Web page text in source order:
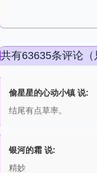
共有63635条评论（
偷星星的心动小镇 说:
结尾有点草率。
银河的霜 说:
精妙